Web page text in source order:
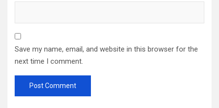
Save my name, email, and website in this browser for the
next time I comment.